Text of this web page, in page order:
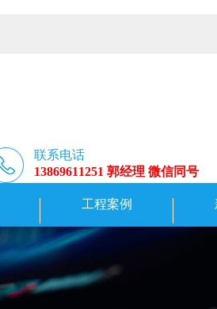
联系电话
13869611251 郭经理 微信同号
工程案例